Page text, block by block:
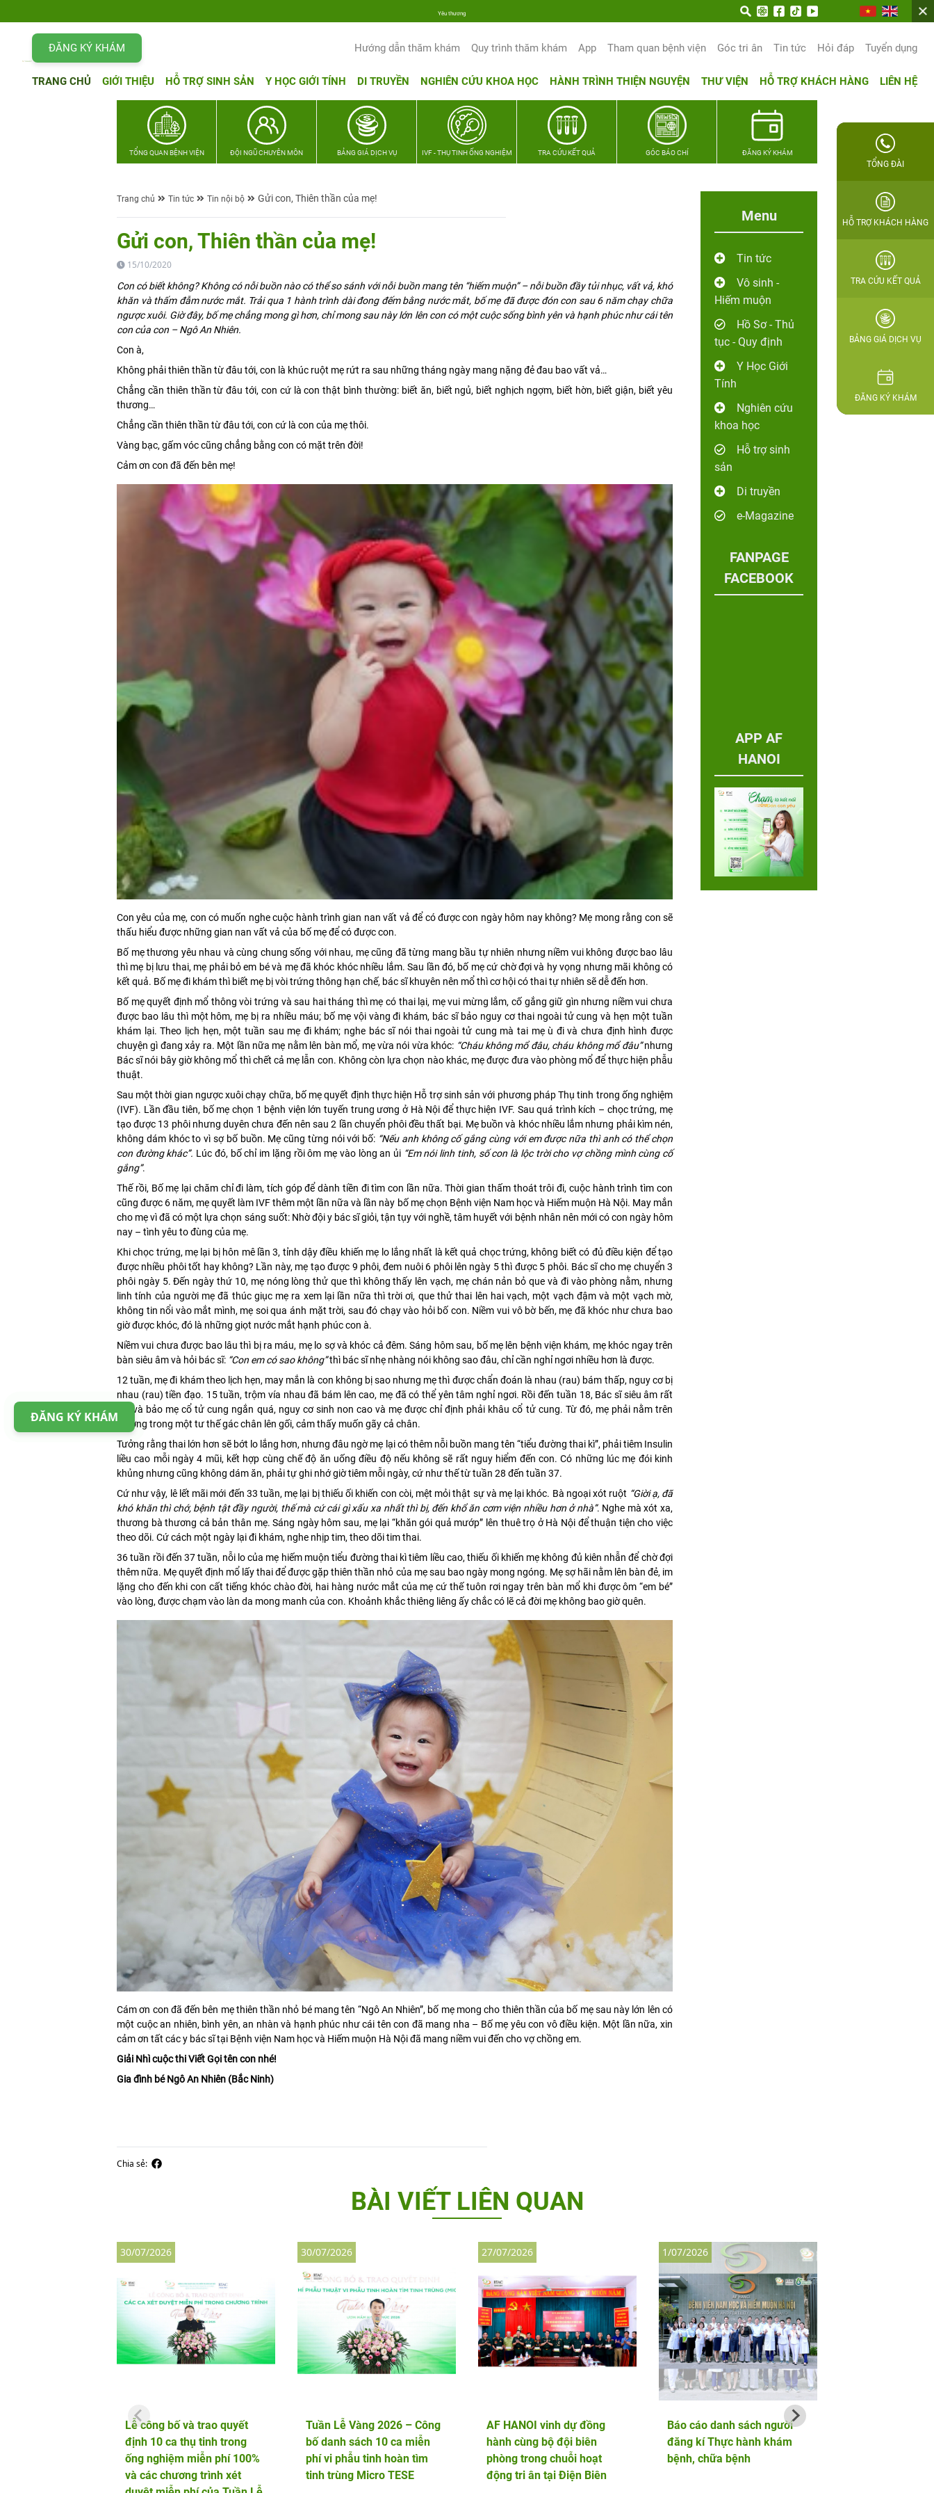
Yêu thương Lan tỏa – Trao hy vọng, vun trọn hạnh phúc gia đình Quân nhân
ĐĂNG KÝ KHÁM Hướng dẫn thăm khám Quy trình thăm khám App Tham quan bệnh viện Góc tri ân Tin tức Hỏi đáp Tuyển dụng
TRANG CHỦ GIỚI THIỆU HỖ TRỢ SINH SẢN Y HỌC GIỚI TÍNH DI TRUYỀN NGHIÊN CỨU KHOA HỌC HÀNH TRÌNH THIỆN NGUYỆN THƯ VIỆN HỖ TRỢ KHÁCH HÀNG LIÊN HỆ
TỔNG QUAN BỆNH VIỆN ĐỘI NGŨ CHUYÊN MÔN BẢNG GIÁ DỊCH VỤ IVF - THỤ TINH ỐNG NGHIỆM TRA CỨU KẾT QUẢ GÓC BÁO CHÍ ĐĂNG KÝ KHÁM
Trang chủ Tin tức Tin nội bộ Gửi con, Thiên thần của mẹ!
Gửi con, Thiên thần của mẹ!
15/10/2020
Con có biết không? Không có nỗi buồn nào có thể so sánh với nỗi buồn mang tên “hiếm muộn” – nỗi buồn đầy tủi nhục, vất vả, khó
khăn và thấm đẫm nước mắt. Trải qua 1 hành trình dài đong đếm bằng nước mắt, bố mẹ đã được đón con sau 6 năm chạy chữa
ngược xuôi. Giờ đây, bố mẹ chẳng mong gì hơn, chỉ mong sau này lớn lên con có một cuộc sống bình yên và hạnh phúc như cái tên
con của con – Ngô An Nhiên.
Con à,
Không phải thiên thần từ đâu tới, con là khúc ruột mẹ rứt ra sau những tháng ngày mang nặng đẻ đau bao vất vả…
Chẳng cần thiên thần từ đâu tới, con cứ là con thật bình thường: biết ăn, biết ngủ, biết nghịch ngợm, biết hờn, biết giận, biết yêu
thương…
Chẳng cần thiên thần từ đâu tới, con cứ là con của mẹ thôi.
Vàng bạc, gấm vóc cũng chẳng bằng con có mặt trên đời!
Cảm ơn con đã đến bên mẹ!
Con yêu của mẹ, con có muốn nghe cuộc hành trình gian nan vất vả để có được con ngày hôm nay không? Mẹ mong rằng con sẽ
thấu hiểu được những gian nan vất vả của bố mẹ để có được con.
Bố mẹ thương yêu nhau và cùng chung sống với nhau, mẹ cũng đã từng mang bầu tự nhiên nhưng niềm vui không được bao lâu
thì mẹ bị lưu thai, mẹ phải bỏ em bé và mẹ đã khóc khóc nhiều lắm. Sau lần đó, bố mẹ cứ chờ đợi và hy vọng nhưng mãi không có
kết quả. Bố mẹ đi khám thì biết mẹ bị vòi trứng thông hạn chế, bác sĩ khuyên nên mổ thì cơ hội có thai tự nhiên sẽ dễ đến hơn.
Bố mẹ quyết định mổ thông vòi trứng và sau hai tháng thì mẹ có thai lại, mẹ vui mừng lắm, cố gắng giữ gìn nhưng niềm vui chưa
được bao lâu thì một hôm, mẹ bị ra nhiều máu; bố mẹ vội vàng đi khám, bác sĩ bảo nguy cơ thai ngoài tử cung và hẹn một tuần
khám lại. Theo lịch hẹn, một tuần sau mẹ đi khám; nghe bác sĩ nói thai ngoài tử cung mà tai mẹ ù đi và chưa định hình được
chuyện gì đang xảy ra. Một lần nữa mẹ nằm lên bàn mổ, mẹ vừa nói vừa khóc: “Cháu không mổ đâu, cháu không mổ đâu”nhưng
Bác sĩ nói bây giờ không mổ thì chết cả mẹ lẫn con. Không còn lựa chọn nào khác, mẹ được đưa vào phòng mổ để thực hiện phẫu
thuật.
Sau một thời gian ngược xuôi chạy chữa, bố mẹ quyết định thực hiện Hỗ trợ sinh sản với phương pháp Thụ tinh trong ống nghiệm
(IVF). Lần đầu tiên, bố mẹ chọn 1 bệnh viện lớn tuyến trung ương ở Hà Nội để thực hiện IVF. Sau quá trình kích – chọc trứng, mẹ
tạo được 13 phôi nhưng duyên chưa đến nên sau 2 lần chuyển phôi đều thất bại. Mẹ buồn và khóc nhiều lắm nhưng phải kìm nén,
không dám khóc to vì sợ bố buồn. Mẹ cũng từng nói với bố: “Nếu anh không cố gắng cùng với em được nữa thì anh có thể chọn
con đường khác”. Lúc đó, bố chỉ im lặng rồi ôm mẹ vào lòng an ủi “Em nói linh tinh, số con là lộc trời cho vợ chồng mình cùng cố
gắng”.
Thế rồi, Bố mẹ lại chăm chỉ đi làm, tích góp để dành tiền đi tìm con lần nữa. Thời gian thấm thoát trôi đi, cuộc hành trình tìm con
cũng được 6 năm, mẹ quyết làm IVF thêm một lần nữa và lần này bố mẹ chọn Bệnh viện Nam học và Hiếm muộn Hà Nội. May mắn
cho mẹ vì đã có một lựa chọn sáng suốt: Nhờ đội y bác sĩ giỏi, tận tụy với nghề, tâm huyết với bệnh nhân nên mới có con ngày hôm
nay – tình yêu to đùng của mẹ.
Khi chọc trứng, mẹ lại bị hôn mê lần 3, tỉnh dậy điều khiến mẹ lo lắng nhất là kết quả chọc trứng, không biết có đủ điều kiện để tạo
được nhiều phôi tốt hay không? Lần này, mẹ tạo được 9 phôi, đem nuôi 6 phôi lên ngày 5 thì được 5 phôi. Bác sĩ cho mẹ chuyển 3
phôi ngày 5. Đến ngày thứ 10, mẹ nóng lòng thử que thì không thấy lên vạch, mẹ chán nản bỏ que và đi vào phòng nằm, nhưng
linh tính của người mẹ đã thúc giục mẹ ra xem lại lần nữa thì trời ơi, que thử thai lên hai vạch, một vạch đậm và một vạch mờ,
không tin nổi vào mắt mình, mẹ soi qua ánh mặt trời, sau đó chạy vào hỏi bố con. Niềm vui vô bờ bến, mẹ đã khóc như chưa bao
giờ được khóc, đó là những giọt nước mắt hạnh phúc con à.
Niềm vui chưa được bao lâu thì bị ra máu, mẹ lo sợ và khóc cả đêm. Sáng hôm sau, bố mẹ lên bệnh viện khám, mẹ khóc ngay trên
bàn siêu âm và hỏi bác sĩ: “Con em có sao không”thì bác sĩ nhẹ nhàng nói không sao đâu, chỉ cần nghỉ ngơi nhiều hơn là được.
12 tuần, mẹ đi khám theo lịch hẹn, may mắn là con không bị sao nhưng mẹ thì được chẩn đoán là nhau (rau) bám thấp, nguy cơ bị
nhau (rau) tiền đạo. 15 tuần, trộm vía nhau đã bám lên cao, mẹ đã có thể yên tâm nghỉ ngơi. Rồi đến tuần 18, Bác sĩ siêu âm rất
lâu và bảo mẹ cổ tử cung ngắn quá, nguy cơ sinh non cao và mẹ được chỉ định phải khâu cổ tử cung. Từ đó, mẹ phải nằm trên
giường trong một tư thế gác chân lên gối, cảm thấy muốn gãy cả chân.
Tưởng rằng thai lớn hơn sẽ bớt lo lắng hơn, nhưng đâu ngờ mẹ lại có thêm nỗi buồn mang tên “tiểu đường thai kì”, phải tiêm Insulin
liều cao mỗi ngày 4 mũi, kết hợp cùng chế độ ăn uống điều độ nếu không sẽ rất nguy hiểm đến con. Có những lúc mẹ đói kinh
khủng nhưng cũng không dám ăn, phải tự ghi nhớ giờ tiêm mỗi ngày, cứ như thế từ tuần 28 đến tuần 37.
Cứ như vậy, lê lết mãi mới đến 33 tuần, mẹ lại bị thiếu ối khiến con còi, mệt mỏi thật sự và mẹ lại khóc. Bà ngoại xót ruột “Giời ạ, đã
khó khăn thì chớ, bệnh tật đầy người, thế mà cứ cái gì xấu xa nhất thì bị, đến khổ ăn cơm viện nhiều hơn ở nhà”. Nghe mà xót xa,
thương bà thương cả bản thân mẹ. Sáng ngày hôm sau, mẹ lại “khăn gói quả mướp” lên thuê trọ ở Hà Nội để thuận tiện cho việc
theo dõi. Cứ cách một ngày lại đi khám, nghe nhịp tim, theo dõi tim thai.
36 tuần rồi đến 37 tuần, nỗi lo của mẹ hiếm muộn tiểu đường thai kì tiêm liều cao, thiếu ối khiến mẹ không đủ kiên nhẫn để chờ đợi
thêm nữa. Mẹ quyết định mổ lấy thai để được gặp thiên thần nhỏ của mẹ sau bao ngày mong ngóng. Mẹ sợ hãi nằm lên bàn đẻ, im
lặng cho đến khi con cất tiếng khóc chào đời, hai hàng nước mắt của mẹ cứ thế tuôn rơi ngay trên bàn mổ khi được ôm “em bé”
vào lòng, được chạm vào làn da mong manh của con. Khoảnh khắc thiêng liêng ấy chắc có lẽ cả đời mẹ không bao giờ quên.
Cám ơn con đã đến bên mẹ thiên thần nhỏ bé mang tên “Ngô An Nhiên”, bố mẹ mong cho thiên thần của bố mẹ sau này lớn lên có
một cuộc an nhiên, bình yên, an nhàn và hạnh phúc như cái tên con đã mang nha – Bố mẹ yêu con vô điều kiện. Một lần nữa, xin
cảm ơn tất các y bác sĩ tại Bệnh viện Nam học và Hiếm muộn Hà Nội đã mang niềm vui đến cho vợ chồng em.
Giải Nhì cuộc thi Viết Gọi tên con nhé!
Gia đình bé Ngô An Nhiên (Bắc Ninh)
Chia sẻ:
Menu
Tin tức
Vô sinh -
Hiếm muộn
Hồ Sơ - Thủ
tục - Quy định
Y Học Giới
Tính
Nghiên cứu
khoa học
Hỗ trợ sinh
sản
Di truyền
e-Magazine
FANPAGE
FACEBOOK
APP AF
HANOI
BÀI VIẾT LIÊN QUAN
Lễ công bố và trao quyết
định 10 ca thụ tinh trong
ống nghiệm miễn phí 100%
và các chương trình xét
30/07/2026
Tuần Lễ Vàng 2026 – Công
bố danh sách 10 ca miễn
phí vi phẫu tinh hoàn tìm
tinh trùng Micro TESE
30/07/2026
AF HANOI vinh dự đồng
hành cùng bộ đội biên
phòng trong chuỗi hoạt
động tri ân tại Điện Biên
27/07/2026
Báo cáo danh sách người
đăng kí Thực hành khám
bệnh, chữa bệnh
1/07/2026
TỔNG ĐÀI
HỖ TRỢ KHÁCH HÀNG
TRA CỨU KẾT QUẢ
BẢNG GIÁ DỊCH VỤ
ĐĂNG KÝ KHÁM
ĐĂNG KÝ KHÁM